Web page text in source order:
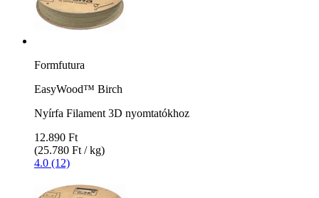
Formfutura
EasyWood™ Birch
Nyírfa Filament 3D nyomtatókhoz
12.890 Ft
(25.780 Ft / kg)
4.0 (12)